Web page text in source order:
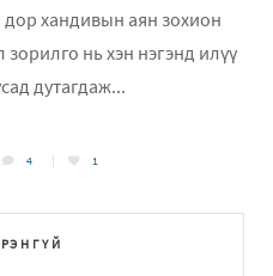
дор хандивын аян зохион
нь хэн нэгэнд илүү
дутагдаж...
4 1